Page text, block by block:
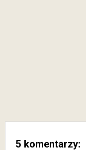
5 komentarzy: